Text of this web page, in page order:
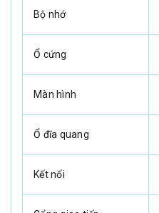
Bộ nhớ
Ổ cứng
Màn hình
Ổ đĩa quang
Kết nối